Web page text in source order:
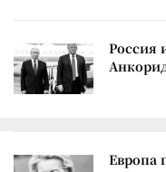
Россия
Европа